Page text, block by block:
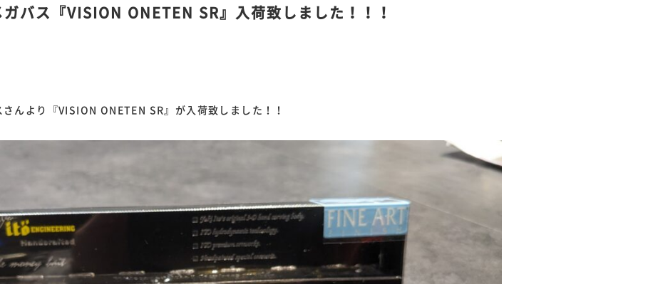
ガバス『VISION ONETEN SR』入荷致しました！！！
んより『VISION ONETEN SR』が入荷致しました！！